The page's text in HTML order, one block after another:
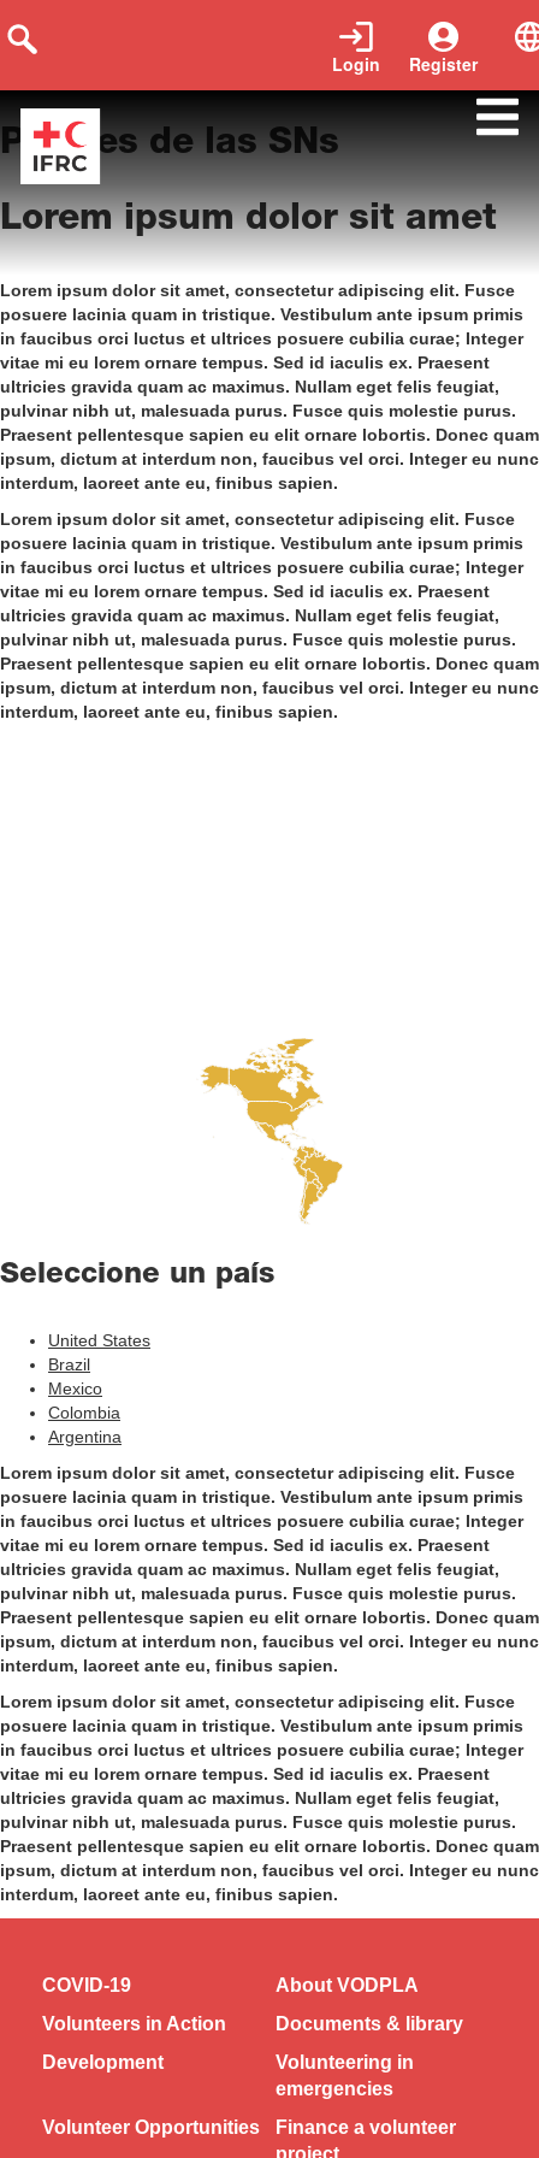
Register
Login
Perfiles de las SNs
Lorem ipsum dolor sit amet
Lorem ipsum dolor sit amet, consectetur adipiscing elit. Fusce
posuere lacinia quam in tristique. Vestibulum ante ipsum primis
in faucibus orci luctus et ultrices posuere cubilia curae; Integer
vitae mi eu lorem ornare tempus. Sed id iaculis ex. Praesent
ultricies gravida quam ac maximus. Nullam eget felis feugiat,
pulvinar nibh ut, malesuada purus. Fusce quis molestie purus.
Praesent pellentesque sapien eu elit ornare lobortis. Donec quam
ipsum, dictum at interdum non, faucibus vel orci. Integer eu nunc
interdum, laoreet ante eu, finibus sapien.
Lorem ipsum dolor sit amet, consectetur adipiscing elit. Fusce
posuere lacinia quam in tristique. Vestibulum ante ipsum primis
in faucibus orci luctus et ultrices posuere cubilia curae; Integer
vitae mi eu lorem ornare tempus. Sed id iaculis ex. Praesent
ultricies gravida quam ac maximus. Nullam eget felis feugiat,
pulvinar nibh ut, malesuada purus. Fusce quis molestie purus.
Praesent pellentesque sapien eu elit ornare lobortis. Donec quam
ipsum, dictum at interdum non, faucibus vel orci. Integer eu nunc
interdum, laoreet ante eu, finibus sapien.
Seleccione un país
Main
Menu
United States
Brazil
Mexico
Colombia
Argentina
Lorem ipsum dolor sit amet, consectetur adipiscing elit. Fusce
posuere lacinia quam in tristique. Vestibulum ante ipsum primis
in faucibus orci luctus et ultrices posuere cubilia curae; Integer
vitae mi eu lorem ornare tempus. Sed id iaculis ex. Praesent
ultricies gravida quam ac maximus. Nullam eget felis feugiat,
pulvinar nibh ut, malesuada purus. Fusce quis molestie purus.
Praesent pellentesque sapien eu elit ornare lobortis. Donec quam
ipsum, dictum at interdum non, faucibus vel orci. Integer eu nunc
interdum, laoreet ante eu, finibus sapien.
Lorem ipsum dolor sit amet, consectetur adipiscing elit. Fusce
posuere lacinia quam in tristique. Vestibulum ante ipsum primis
in faucibus orci luctus et ultrices posuere cubilia curae; Integer
vitae mi eu lorem ornare tempus. Sed id iaculis ex. Praesent
ultricies gravida quam ac maximus. Nullam eget felis feugiat,
pulvinar nibh ut, malesuada purus. Fusce quis molestie purus.
Praesent pellentesque sapien eu elit ornare lobortis. Donec quam
ipsum, dictum at interdum non, faucibus vel orci. Integer eu nunc
interdum, laoreet ante eu, finibus sapien.
COVID-19
About VODPLA
Volunteers in Action
Documents & library
Development
Volunteering in
emergencies
Volunteer Opportunities
Finance a volunteer
project